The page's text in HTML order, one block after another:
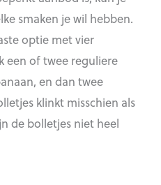
smaken je wil hebben.
optie met vier
een of twee reguliere
en dan twee
klinkt misschien als
de bolletjes niet heel